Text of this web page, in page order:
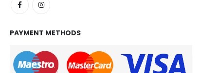
PAYMENT METHODS